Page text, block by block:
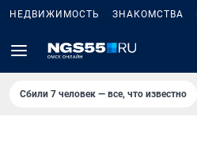
НЕДВИЖИМОСТЬ ЗНАКОМСТВА
Сбили 7 человек — все, что известно